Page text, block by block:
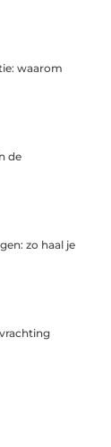
waarom
de
zo haal je